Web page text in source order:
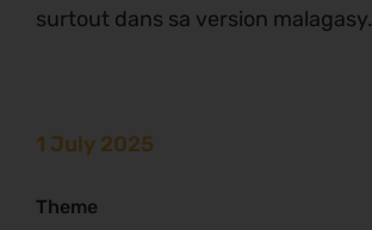
surtout dans sa version malagasy.
1 July 2025
Theme